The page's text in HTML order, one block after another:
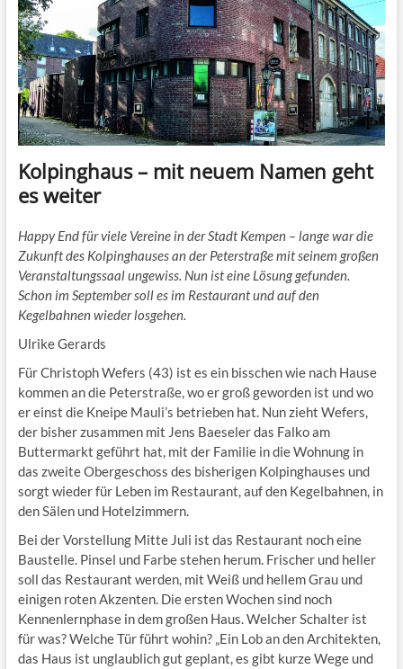
Kolpinghaus – mit neuem Namen geht
es weiter
Happy End für viele Vereine in der Stadt Kempen – lange war die
Zukunft des Kolpinghauses an der Peterstraße mit seinem großen
Veranstaltungssaal ungewiss. Nun ist eine Lösung gefunden.
Schon im September soll es im Restaurant und auf den
Kegelbahnen wieder losgehen.
Ulrike Gerards
Für Christoph Wefers (43) ist es ein bisschen wie nach Hause
kommen an die Peterstraße, wo er groß geworden ist und wo
er einst die Kneipe Mauli’s betrieben hat. Nun zieht Wefers,
der bisher zusammen mit Jens Baeseler das Falko am
Buttermarkt geführt hat, mit der Familie in die Wohnung in
das zweite Obergeschoss des bisherigen Kolpinghauses und
sorgt wieder für Leben im Restaurant, auf den Kegelbahnen, in
den Sälen und Hotelzimmern.
Bei der Vorstellung Mitte Juli ist das Restaurant noch eine
Baustelle. Pinsel und Farbe stehen herum. Frischer und heller
soll das Restaurant werden, mit Weiß und hellem Grau und
einigen roten Akzenten. Die ersten Wochen sind noch
Kennenlernphase in dem großen Haus. Welcher Schalter ist
für was? Welche Tür führt wohin? „Ein Lob an den Architekten,
das Haus ist unglaublich gut geplant, es gibt kurze Wege und